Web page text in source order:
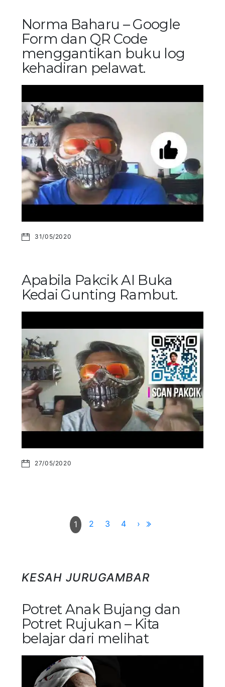
Norma Baharu – Google
Form dan QR Code
menggantikan buku log
kehadiran pelawat.
31/05/2020
Apabila Pakcik AI Buka
Kedai Gunting Rambut.
27/05/2020
1 2 3 4 ›
KESAH JURUGAMBAR
Potret Anak Bujang dan
Potret Rujukan – Kita
belajar dari melihat